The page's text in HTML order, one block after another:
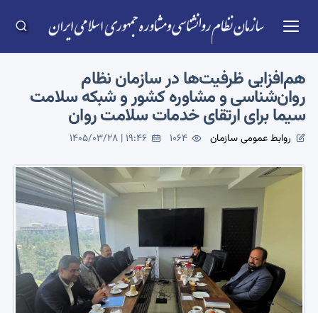
هم‌افزایی ظرفیت‌ها در سازمان نظام
روان‌شناسی و مشاوره کشور و شبکه سلامت
سیما برای ارتقای خدمات سلامت روان
روابط عمومی سازمان 1064
1405/03/28 | 19:46